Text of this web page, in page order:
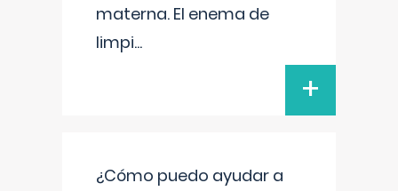
materna. El enema de
limpi...
+
¿Cómo puedo ayudar a